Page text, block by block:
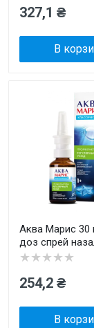
327,1 ₴
В
Аква Марис 30
доз спрей
★★★★★
254,2 ₴
В